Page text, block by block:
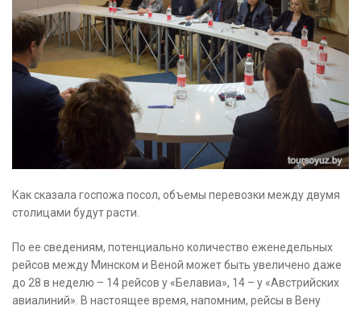
Как сказала госпожа посол, объемы перевозки между двумя
столицами будут расти.
По ее сведениям, потенциально количество еженедельных
рейсов между Минском и Веной может быть увеличено даже
до 28 в неделю – 14 рейсов у «Белавиа», 14 – у «Австрийских
авиалиний». В настоящее время, напомним, рейсы в Вену